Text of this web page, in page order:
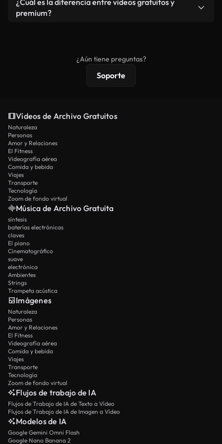
vídeos. Solo asegúrese de que el producto final no
¿Cuál es la diferencia entre videos gratuitos y
premium?
protecciones de licencia extendidas.
¿Aún tiene preguntas?
Soporte
Vídeos de Archivo Gratuitos
Naturaleza
Personas
Amor y Relaciones
El Fitness
Videografía aérea
Comida y bebida
Viajes
Transporte
Tecnología
Zoom de fondo virtual
Música de Archivo Gratuita
síntesis
baterías electrónicas
claves
El piano
Cinematográfico
suave
electrónica
Ambientes
Strings
Trompeta acústica
Imágenes
Naturaleza
Personas
Amor y Relaciones
El Fitness
Videografía aérea
Comida y bebida
Viajes
Transporte
Tecnología
Zoom de fondo virtual
Flujos de trabajo de IA
Flujos de Trabajo de IA de Texto a Vídeo
Flujos de Trabajo de IA de Imagen a Vídeo
Modelos de IA
Google Gemini Omni Flash
Google Nano Banana 2